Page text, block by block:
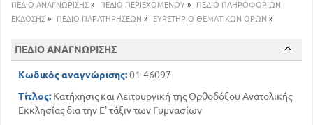
Τακτικές ακολουθίες
ΠΕΔΙΟ ΑΝΑΓΝΩΡΙΣΗΣ » ΠΕΔΙΟ ΠΕΡΙΕΧΟΜΕΝΟΥ »
ΠΕΔΙΟ ΠΛΗΡΟΦΟΡΙΩΝ
ΕΚΔΟΣΗΣ » ΠΕΔΙΟ ΠΑΡΑΤΗΡΗΣΕΩΝ » ΕΥΡΕΤΗΡΙΟ ΘΕΜΑΤΙΚΩΝ ΟΡΩΝ »
ΠΕΔΙΟ ΑΝΑΓΝΩΡΙΣΗΣ
Κωδικός αναγνώρισης:01-46097
Τίτλος: Κατήχησις και Λειτουργική της Ορθοδόξου Ανατολικής
Εκκλησίας δια την Ε' τάξιν των Γυμνασίων